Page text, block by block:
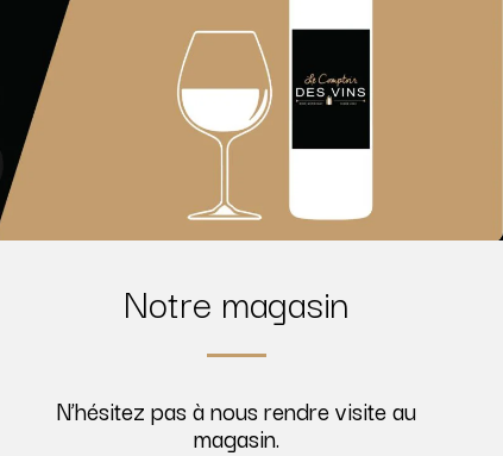
Notre magasin
N’hésitez pas à nous rendre visite au
magasin.